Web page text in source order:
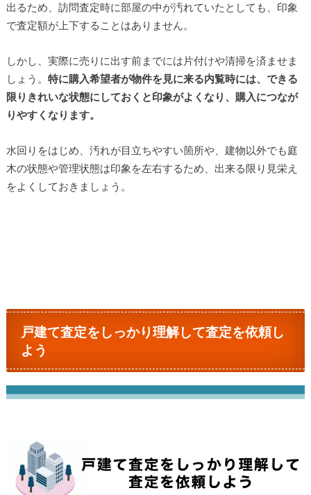
出るため、訪問査定時に部屋の中が汚れていたとしても、印象
で査定額が上下することはありません。
しかし、実際に売りに出す前までには片付けや清掃を済ませま
しょう。 特に購入希望者が物件を見に来る内覧時には、できる
限りきれいな状態にしておくと印象がよくなり、購入につなが
りやすくなります。
水回りをはじめ、汚れが目立ちやすい箇所や、建物以外でも庭
木の状態や管理状態は印象を左右するため、出来る限り見栄え
をよくしておきましょう。
戸建て査定をしっかり理解して査定を依頼し
よう